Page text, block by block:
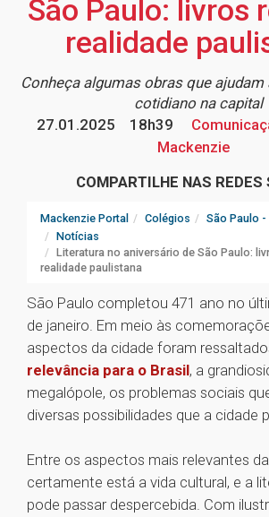
São Paulo: livros
realidade
Conheça algumas obras que
cotidiano na capital
27.01.2025
18h39
Mackenzie
COMPARTILHE NAS REDES
Mackenzie Portal Colégios
São Paulo
Notícias
Literatura no aniversário de São Paulo:
realidade paulistana
São Paulo completou 471 ano no
de janeiro. Em meio às
aspectos da cidade foram
relevância para o Brasil, a
megalópole, os problemas sociais
diversas possibilidades que a cidade
Entre os aspectos mais relevantes
certamente está a vida cultural, e a
pode passar despercebida. Com